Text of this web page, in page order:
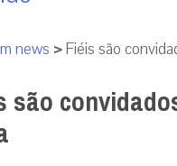
news >Fiéis são
são